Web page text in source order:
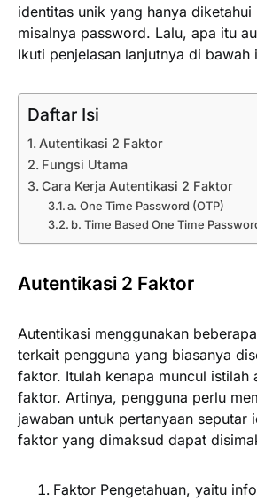
identitas unik yang hanya diketahui
misalnya password. Lalu, apa itu
Ikuti penjelasan lanjutnya di bawah
Daftar Isi
Autentikasi 2 Faktor
Fungsi Utama
Cara Kerja Autentikasi 2 Faktor
a. One Time Password (OTP)
b. Time Based One Time
Autentikasi 2 Faktor
Autentikasi menggunakan
terkait pengguna yang biasanya
faktor. Itulah kenapa muncul istilah
faktor. Artinya, pengguna perlu
jawaban untuk pertanyaan seputar
faktor yang dimaksud dapat
Faktor Pengetahuan, yaitu